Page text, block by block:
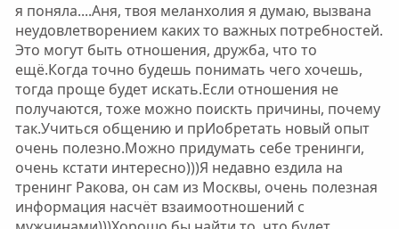
я поняла....Аня, твоя меланхолия я думаю, вызвана
неудовлетворением каких то важных потребностей.
Это могут быть отношения, дружба, что то
ещё.Когда точно будешь понимать чего хочешь,
тогда проще будет искать.Если отношения не
получаются, тоже можно поискть причины, почему
так.Учиться общению и прИобретать новый опыт
очень полезно.Можно придумать себе тренинги,
очень кстати интересно)))Я недавно ездила на
тренинг Ракова, он сам из Москвы, очень полезная
информация насчёт взаимоотношений с